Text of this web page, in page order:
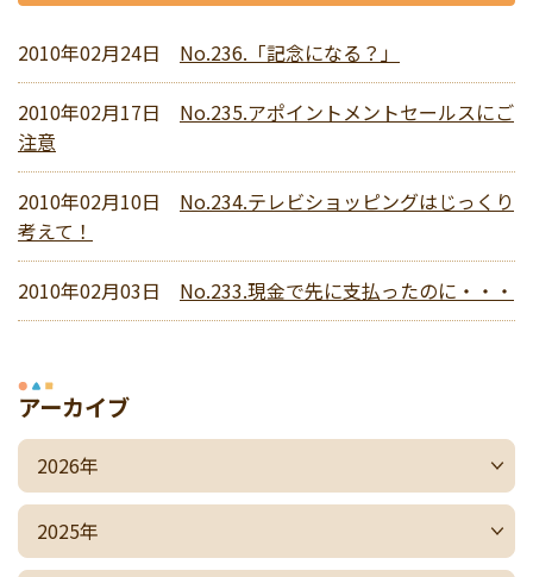
2010年02月24日 No.236.「記念になる？」
2010年02月17日
No.235.アポイントメントセールスにご
注意
2010年02月10日
No.234.テレビショッピングはじっくり
考えて！
2010年02月03日 No.233.現金で先に支払ったのに・・・
アーカイブ
2026年
2025年